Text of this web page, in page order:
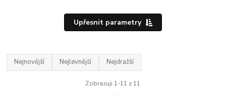
Upřesnit parametry
Nejnovější Nejlevnější Nejdražší
Zobrazuji 1-11 z 11